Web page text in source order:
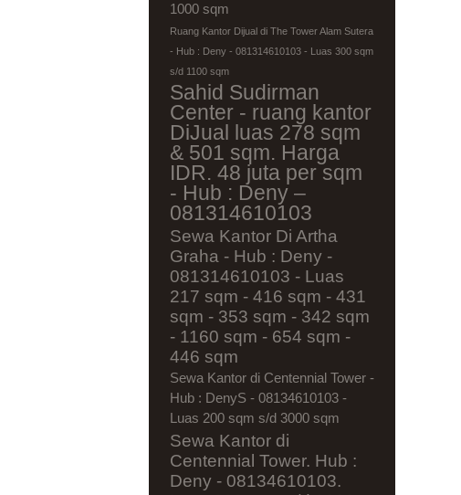
1000 sqm
Ruang Kantor Dijual di The Tower Alam Sutera
- Hub : Deny - 081314610103 - Luas 300 sqm
s/d 1100 sqm
Sahid Sudirman
Center - ruang kantor
DiJual luas 278 sqm
& 501 sqm. Harga
IDR. 48 juta per sqm
- Hub : Deny –
081314610103
Sewa Kantor Di Artha
Graha - Hub : Deny -
081314610103 - Luas
217 sqm - 416 sqm - 431
sqm - 353 sqm - 342 sqm
- 1160 sqm - 654 sqm -
446 sqm
Sewa Kantor di Centennial Tower -
Hub : DenyS - 08134610103 -
Luas 200 sqm s/d 3000 sqm
Sewa Kantor di
Centennial Tower. Hub :
Deny - 08134610103.